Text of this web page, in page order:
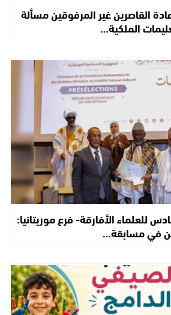
القاصرين غير المرفوقين مسألة
الملكية…
الأفارقة- فرع موريتانيا:
في مسابقة…